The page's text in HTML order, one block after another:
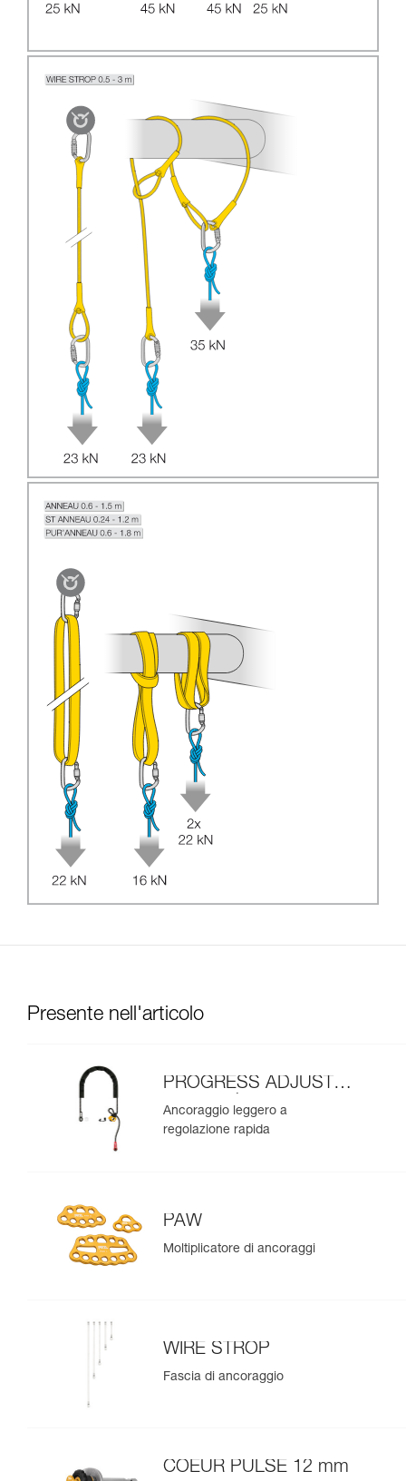
Presente nell'articolo
PROGRESS ADJUST-I
ancoraggio
Ancoraggio leggero a
regolazione rapida
PAW
Moltiplicatore di ancoraggi
WIRE STROP
Fascia di ancoraggio
COEUR PULSE 12 mm